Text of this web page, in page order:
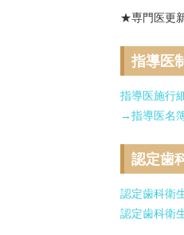
★専門医更
指導医
指導医施行
→指導医名
認定歯
認定歯科衛
認定歯科衛